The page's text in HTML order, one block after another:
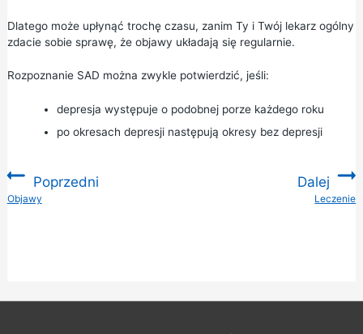
Dlatego może upłynąć trochę czasu, zanim Ty i Twój lekarz ogólny
zdacie sobie sprawę, że objawy układają się regularnie.
Rozpoznanie SAD można zwykle potwierdzić, jeśli:
depresja występuje o podobnej porze każdego roku
po okresach depresji następują okresy bez depresji
Poprzedni
:Objawy
Dalej
Leczenie